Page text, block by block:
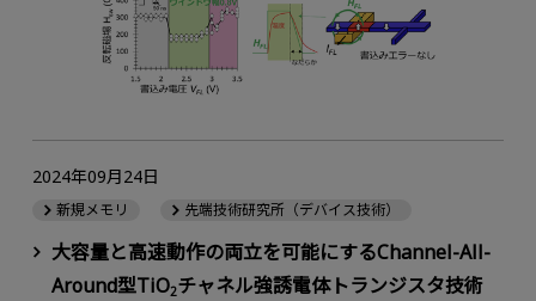
大容量と高速動作の両立を可能にするChannel-All-
Around型TiO2チャネル強誘電体トランジスタ技術
2024年09月24日
新規メモリ 先端技術研究所（デバイス技術）